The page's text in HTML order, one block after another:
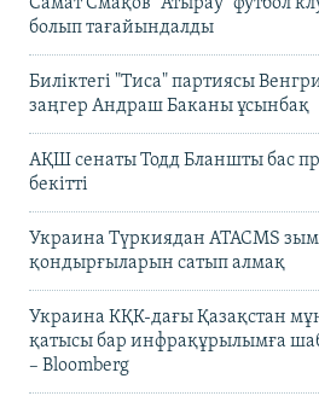
болып тағайындалды
Биліктегі "Тиса" партиясы
заңгер Андраш Баканы ұсынбақ
АҚШ сенаты Тодд Бланшты бас
бекітті
Украина Түркиядан ATACMS
қондырғыларын сатып алмақ
Украина КҚК-дағы Қазақстан
қатысы бар инфрақұрылымға
– Bloomberg